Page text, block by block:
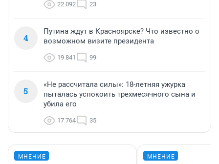
22 092 23
4
Путина ждут в Красноярске? Что известно о
возможном визите президента
19 841 99
5
«Не рассчитала силы»: 18-летняя ужурка
пыталась успокоить трехмесячного сына и
убила его
17 764 35
МНЕНИЕ МНЕНИЕ